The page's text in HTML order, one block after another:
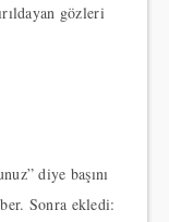
gözleri
diye başını
Sonra ekledi: